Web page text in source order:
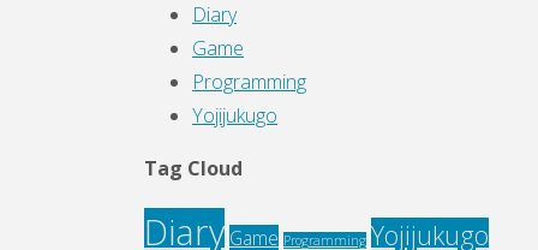
Diary
Game
Programming
Yojijukugo
Tag Cloud
Diary Game Programming Yojijukugo